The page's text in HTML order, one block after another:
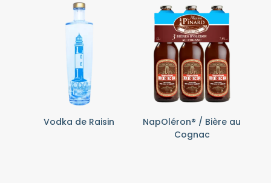
Vodka de Raisin
NapOléron® / Bière au
Cognac